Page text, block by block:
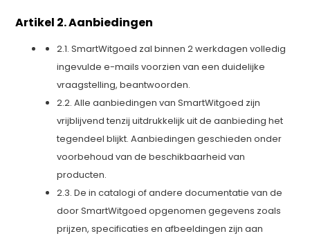
Artikel 2. Aanbiedingen
2.1. SmartWitgoed zal binnen 2 werkdagen volledig
ingevulde e-mails voorzien van een duidelijke
vraagstelling, beantwoorden.
2.2. Alle aanbiedingen van SmartWitgoed zijn
vrijblijvend tenzij uitdrukkelijk uit de aanbieding het
tegendeel blijkt. Aanbiedingen geschieden onder
voorbehoud van de beschikbaarheid van
producten.
2.3. De in catalogi of andere documentatie van de
door SmartWitgoed opgenomen gegevens zoals
prijzen, specificaties en afbeeldingen zijn aan